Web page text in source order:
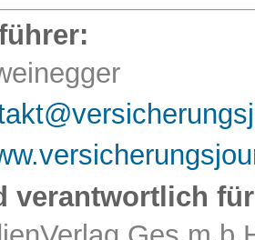
verantwortlich